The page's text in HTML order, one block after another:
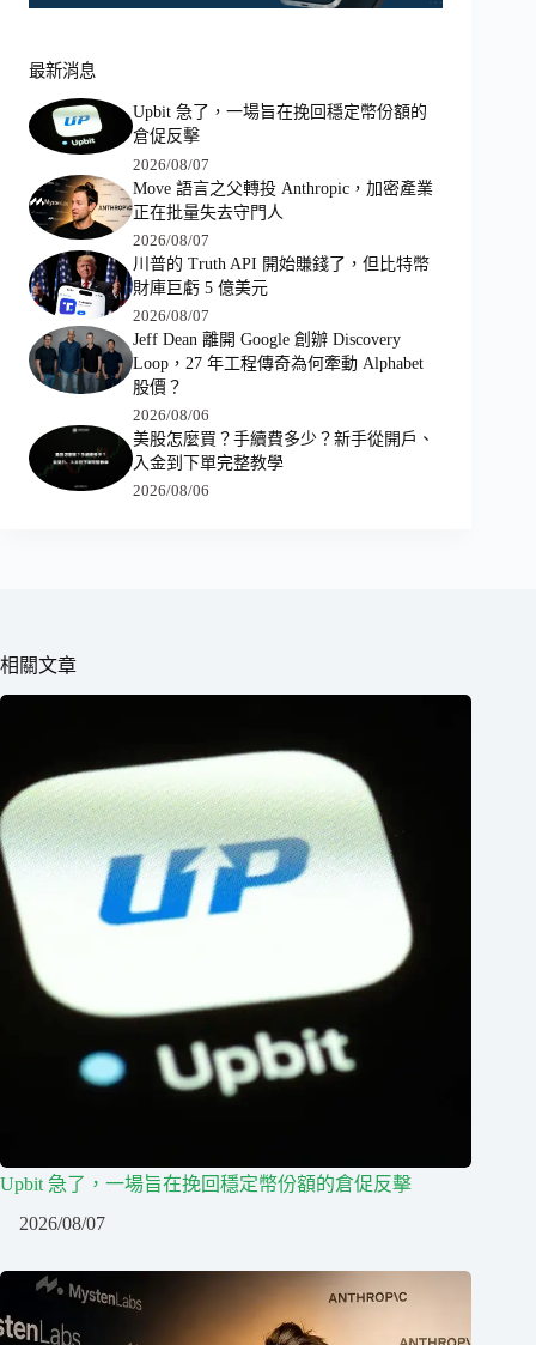
最新消息
Upbit 急了，一場旨在挽回穩定幣份額的
倉促反擊
2026/08/07
Move 語言之父轉投 Anthropic，加密產業
正在批量失去守門人
2026/08/07
川普的 Truth API 開始賺錢了，但比特幣
財庫巨虧 5 億美元
2026/08/07
Jeff Dean 離開 Google 創辦 Discovery
Loop，27 年工程傳奇為何牽動 Alphabet
股價？
2026/08/06
美股怎麼買？手續費多少？新手從開戶、
入金到下單完整教學
2026/08/06
相關文章
Upbit 急了，一場旨在挽回穩定幣份額的倉促反擊
2026/08/07